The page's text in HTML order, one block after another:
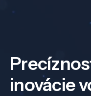
inovácie